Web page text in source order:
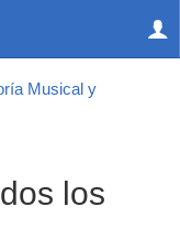
Musical y
los